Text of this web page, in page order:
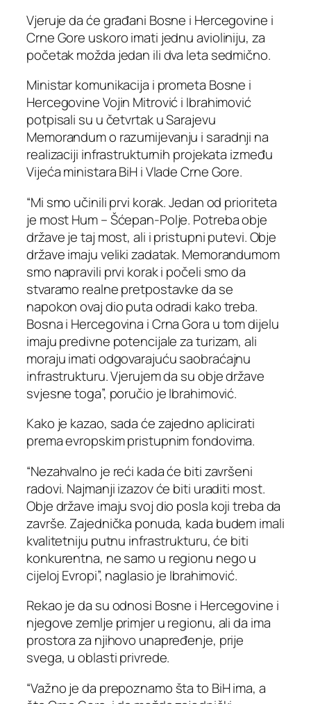
Vjeruje da će građani Bosne i Hercegovine i
Crne Gore uskoro imati jednu avioliniju, za
početak možda jedan ili dva leta sedmično.
Ministar komunikacija i prometa Bosne i
Hercegovine Vojin Mitrović i Ibrahimović
potpisali su u četvrtak u Sarajevu
Memorandum o razumijevanju i saradnji na
realizaciji infrastrukturnih projekata između
Vijeća ministara BiH i Vlade Crne Gore.
“Mi smo učinili prvi korak. Jedan od prioriteta
je most Hum – Šćepan-Polje. Potreba obje
države je taj most, ali i pristupni putevi. Obje
države imaju veliki zadatak. Memorandumom
smo napravili prvi korak i počeli smo da
stvaramo realne pretpostavke da se
napokon ovaj dio puta odradi kako treba.
Bosna i Hercegovina i Crna Gora u tom dijelu
imaju predivne potencijale za turizam, ali
moraju imati odgovarajuću saobraćajnu
infrastrukturu. Vjerujem da su obje države
svjesne toga”, poručio je Ibrahimović.
Kako je kazao, sada će zajedno aplicirati
prema evropskim pristupnim fondovima.
“Nezahvalno je reći kada će biti završeni
radovi. Najmanji izazov će biti uraditi most.
Obje države imaju svoj dio posla koji treba da
završe. Zajednička ponuda, kada budem imali
kvalitetniju putnu infrastrukturu, će biti
konkurentna, ne samo u regionu nego u
cijeloj Evropi”, naglasio je Ibrahimović.
Rekao je da su odnosi Bosne i Hercegovine i
njegove zemlje primjer u regionu, ali da ima
prostora za njihovo unapređenje, prije
svega, u oblasti privrede.
“Važno je da prepoznamo šta to BiH ima, a